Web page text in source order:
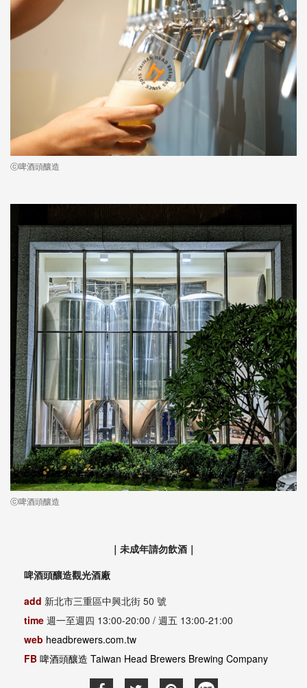
ⓒ啤酒頭釀造
ⓒ啤酒頭釀造
｜未成年請勿飲酒｜
啤酒頭釀造觀光酒廠
add 新北市三重區中興北街 50 號
time 週一至週四 13:00-20:00 / 週五 13:00-21:00
web headbrewers.com.tw
FB 啤酒頭釀造 Taiwan Head Brewers Brewing Company